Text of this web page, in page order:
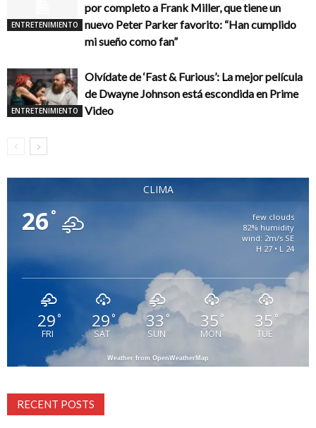
ENTRETENIMIENTO
por completo a Frank Miller, que tiene un
nuevo Peter Parker favorito: “Han cumplido
mi sueño como fan”
ENTRETENIMIENTO
Olvídate de ‘Fast & Furious’: La mejor película
de Dwayne Johnson está escondida en Prime
Video
CLIMA
26°
few clouds
82% humidity
wind: 2m/s SE
H 27 • L 24
29°
FRI
29°
SAT
33 °
SUN
35 °
MON
35 °
TUE
Weather from OpenWeatherMap
RECENT POSTS